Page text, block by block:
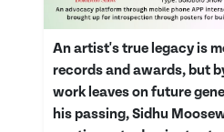
An artist's true legacy is
records and awards, but
work leaves on future
his passing, Sidhu